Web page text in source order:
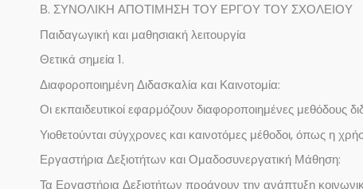
Β. ΣΥΝΟΛΙΚΗ ΑΠΟΤΙΜΗΣΗ ΤΟΥ ΕΡΓΟΥ ΤΟΥ ΣΧΟΛΕΙΟΥ
Παιδαγωγική και μαθησιακή λειτουργία
Θετικά σημεία 1.
Διαφοροποιημένη Διδασκαλία και Καινοτομία:
Οι εκπαιδευτικοί εφαρμόζουν διαφοροποιημένες
Υιοθετούνται σύγχρονες και καινοτόμες μέθοδοι, όπως η
Εργαστήρια Δεξιοτήτων και Ομαδοσυνεργατική Μάθηση:
Τα Εργαστήρια Δεξιοτήτων προάγουν την ανάπτυξη